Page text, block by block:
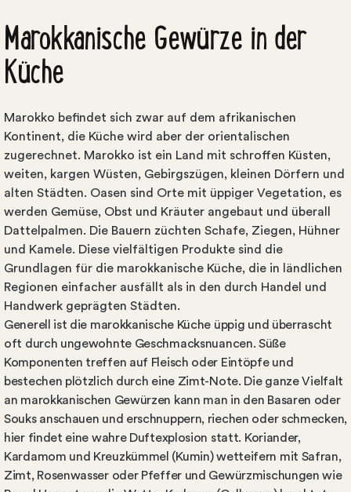
Marokkanische Gewürze in der
Küche
Marokko befindet sich zwar auf dem afrikanischen
Kontinent, die Küche wird aber der orientalischen
zugerechnet. Marokko ist ein Land mit schroffen Küsten,
weiten, kargen Wüsten, Gebirgszügen, kleinen Dörfern und
alten Städten. Oasen sind Orte mit üppiger Vegetation, es
werden Gemüse, Obst und Kräuter angebaut und überall
Dattelpalmen. Die Bauern züchten Schafe, Ziegen, Hühner
und Kamele. Diese vielfältigen Produkte sind die
Grundlagen für die marokkanische Küche, die in ländlichen
Regionen einfacher ausfällt als in den durch Handel und
Handwerk geprägten Städten.
Generell ist die marokkanische Küche üppig und überrascht
oft durch ungewohnte Geschmacksnuancen. Süße
Komponenten treffen auf Fleisch oder Eintöpfe und
bestechen plötzlich durch eine Zimt-Note. Die ganze Vielfalt
an marokkanischen Gewürzen kann man in den Basaren oder
Souks anschauen und erschnuppern, riechen oder schmecken,
hier findet eine wahre Duftexplosion statt. Koriander,
Kardamom und Kreuzkümmel (Kumin) wetteifern mit Safran,
Zimt, Rosenwasser oder Pfeffer und Gewürzmischungen wie